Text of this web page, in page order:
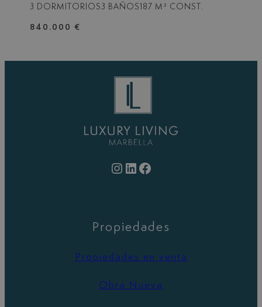
3 DORMITORIOS3 BAÑOS187 M² CONST.
840.000 €
Instagram LinkedIn Facebook
Propiedades
Propiedades en venta
Obra Nueva